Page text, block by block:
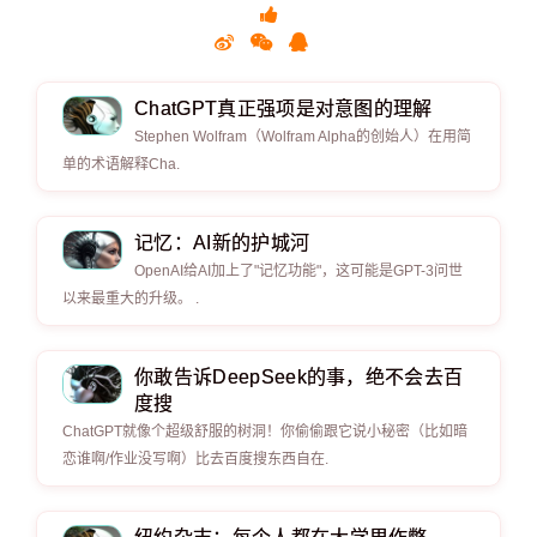
ChatGPT真正强项是对意图的理解
Stephen Wolfram（Wolfram Alpha的创始人）在用简
单的术语解释Cha.
记忆：AI新的护城河
OpenAI给AI加上了"记忆功能"，这可能是GPT-3问世
以来最重大的升级。 .
你敢告诉DeepSeek的事，绝不会去百
度搜
ChatGPT就像个超级舒服的树洞！你偷偷跟它说小秘密（比如暗
恋谁啊/作业没写啊）比去百度搜东西自在.